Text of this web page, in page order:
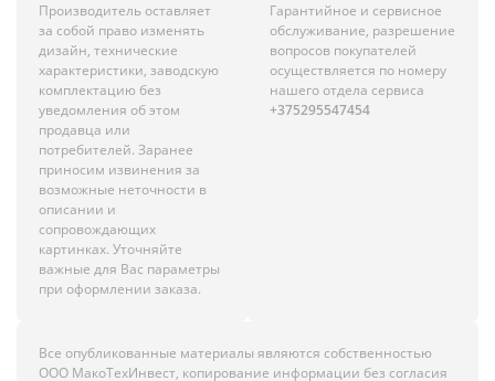
Производитель оставляет
за собой право изменять
дизайн, технические
характеристики, заводскую
комплектацию без
уведомления об этом
продавца или
потребителей. Заранее
приносим извинения за
возможные неточности в
описании и
сопровождающих
картинках. Уточняйте
важные для Вас параметры
при оформлении заказа.
Гарантийное и сервисное
обслуживание, разрешение
вопросов покупателей
осуществляется по номеру
нашего отдела сервиса
+375295547454
Все опубликованные материалы являются собственностью
ООО МакоТехИнвест, копирование информации без согласия